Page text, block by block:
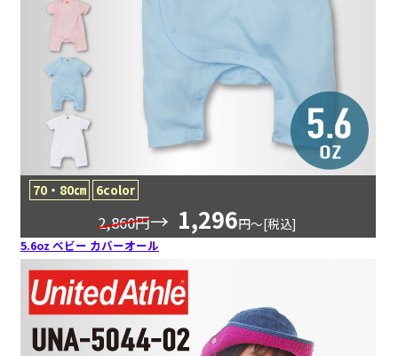
70・80㎝ 6color
2,860円→ 1,296円〜[税込]
5.6oz ベビー カバーオール